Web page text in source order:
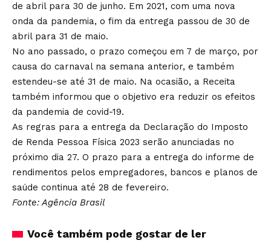
de abril para 30 de junho. Em 2021, com uma nova
onda da pandemia, o fim da entrega passou de 30 de
abril para 31 de maio.
No ano passado, o prazo começou em 7 de março, por
causa do carnaval na semana anterior, e também
estendeu-se até 31 de maio. Na ocasião, a Receita
também informou que o objetivo era reduzir os efeitos
da pandemia de covid-19.
As regras para a entrega da Declaração do Imposto
de Renda Pessoa Física 2023 serão anunciadas no
próximo dia 27. O prazo para a entrega do informe de
rendimentos pelos empregadores, bancos e planos de
saúde continua até 28 de fevereiro.
Fonte: Agência Brasil
Você também pode gostar de ler